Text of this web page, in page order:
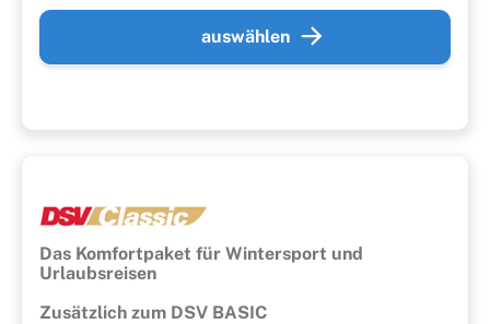
auswählen
Das Komfortpaket für Wintersport und
Urlaubsreisen
Zusätzlich zum DSV BASIC